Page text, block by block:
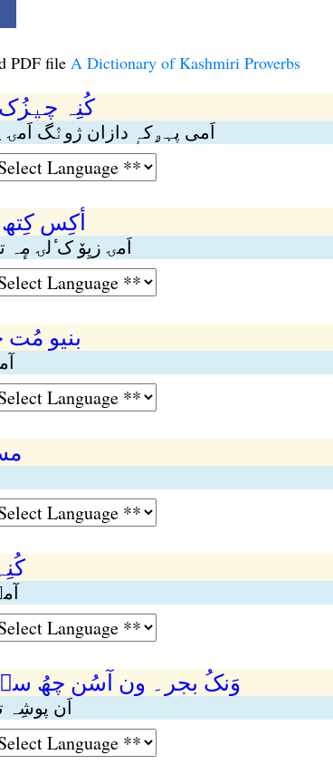
PDF file A Dictionary of Kashmiri Proverbs
کُنِہ چیٖزُک
اَمی پہۄکہٕ دازان ژونٛگ اَمۍ
أکِس
اَمۍ زیِوٚ ک ٔلۍ مٕہ
بنیو
وَنکُ بجر۔ ون آسُن چھُ
اَن پوشِہ